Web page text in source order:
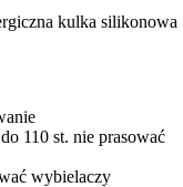
kulka silikonowa
110 st. nie prasować
wybielaczy